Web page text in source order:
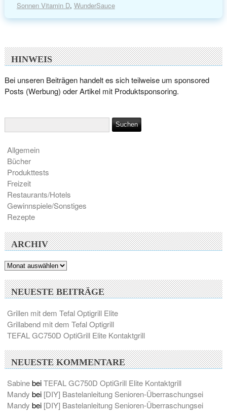
Sonnen Vitamin D, WunderSauce
HINWEIS
Bei unseren Beiträgen handelt es sich teilweise um sponsored
Posts (Werbung) oder Artikel mit Produktsponsoring.
Allgemein
Bücher
Produkttests
Freizeit
Restaurants/Hotels
Gewinnspiele/Sonstiges
Rezepte
ARCHIV
Archiv
NEUESTE BEITRÄGE
Grillen mit dem Tefal Optigrill Elite
Grillabend mit dem Tefal Optigrill
TEFAL GC750D OptiGrill Elite Kontaktgrill
NEUESTE KOMMENTARE
SabinebeiTEFAL GC750D OptiGrill Elite Kontaktgrill
Mandy bei [DIY] Bastelanleitung Senioren-Überraschungsei
Mandy bei [DIY] Bastelanleitung Senioren-Überraschungsei